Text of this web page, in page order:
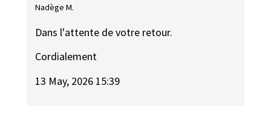
Nadège M.
Dans l'attente de votre retour.
Cordialement
13 May, 2026 15:39